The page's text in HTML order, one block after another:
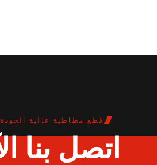
قطع مطاطية عالية
اتصل بنا